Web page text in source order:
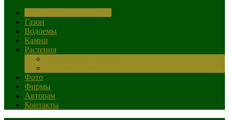
Газон
Водоемы
Камни
Растения
Фото
Фирмы
Авторам
Контакты